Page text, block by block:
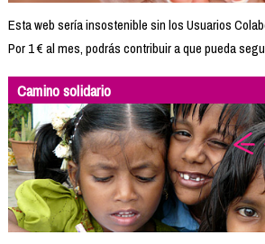
Esta web sería insostenible sin los Usuarios
Por 1 € al mes, podrás contribuir a que pueda
Camino solidario